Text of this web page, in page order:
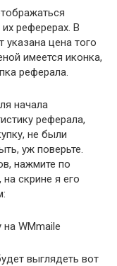
реферерах. В
указана цена того
имеется иконка,
реферала.
начала
реферала,
не были
уж поверьте.
нажмите по
скрине я его
выглядеть вот